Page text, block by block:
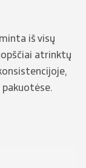
iš visų
atrinktų